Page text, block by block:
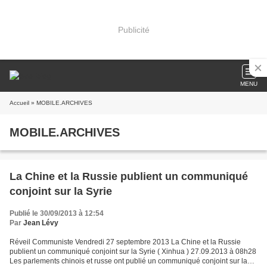
Publicité
MENU
Accueil » MOBILE.ARCHIVES
MOBILE.ARCHIVES
La Chine et la Russie publient un communiqué
conjoint sur la Syrie
Publié le 30/09/2013 à 12:54
Par Jean Lévy
Réveil Communiste Vendredi 27 septembre 2013 La Chine et la Russie
publient un communiqué conjoint sur la Syrie ( Xinhua ) 27.09.2013 à 08h28
Les parlements chinois et russe ont publié un communiqué conjoint sur la